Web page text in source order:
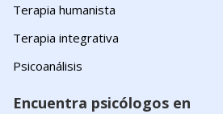
Terapia humanista
Terapia integrativa
Psicoanálisis
Encuentra psicólogos en